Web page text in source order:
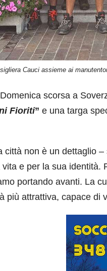
Cauci assieme ai
scorsa a
Fioriti” e una targa
città non è un dettaglio
e per la sua
portando avanti. La
più attrattiva, capace di